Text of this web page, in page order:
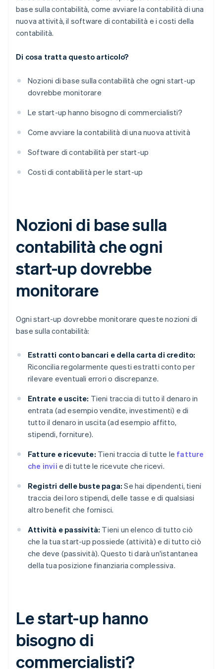
base sulla contabilità, come avviare la contabilità di una
nuova attività, il software di contabilità e i costi della
contabilità.
Di cosa tratta questo articolo?
Nozioni di base sulla contabilità che ogni start-up
dovrebbe monitorare
Le start-up hanno bisogno di commercialisti?
Come avviare la contabilità di una nuova attività
Software di contabilità per start-up
Costi di contabilità per le start-up
Nozioni di base sulla
contabilità che ogni
start-up dovrebbe
monitorare
Ogni start-up dovrebbe monitorare queste nozioni di
base sulla contabilità:
Estratti conto bancari e della carta di credito:
Riconcilia regolarmente questi estratti conto per
rilevare eventuali errori o discrepanze.
Entrate e uscite: Tieni traccia di tutto il denaro in
entrata (ad esempio vendite, investimenti) e di
tutto il denaro in uscita (ad esempio affitto,
stipendi, forniture).
Fatture e ricevute: Tieni traccia di tutte le fatture
che invii e di tutte le ricevute che ricevi.
Registri delle buste paga: Se hai dipendenti, tieni
traccia dei loro stipendi, delle tasse e di qualsiasi
altro benefit che fornisci.
Attività e passività: Tieni un elenco di tutto ciò
che la tua start-up possiede (attività) e di tutto ciò
che deve (passività). Questo ti darà un'istantanea
della tua posizione finanziaria complessiva.
Le start-up hanno
bisogno di
commercialisti?